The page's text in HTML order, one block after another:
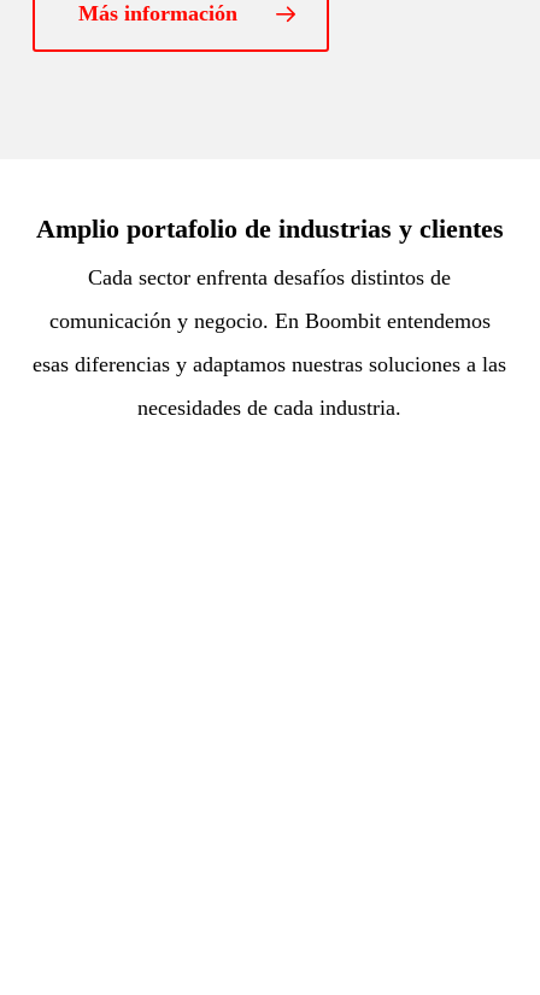
Más información
Amplio portafolio de industrias y clientes
Cada sector enfrenta desafíos distintos de
comunicación y negocio. En Boombit entendemos
esas diferencias y adaptamos nuestras soluciones a las
necesidades de cada industria.